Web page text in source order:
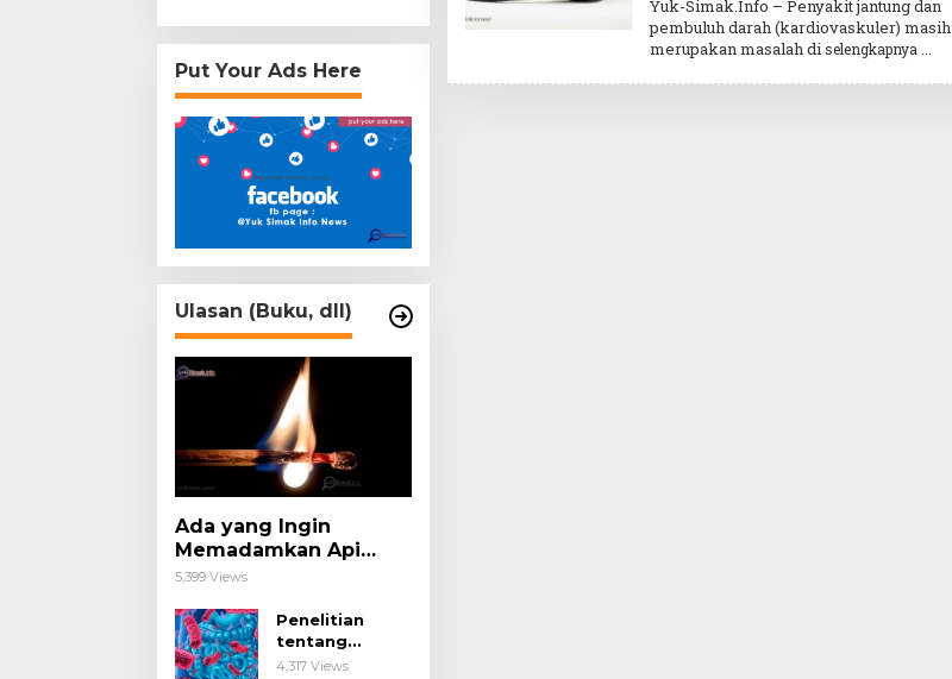
Put Your Ads Here
Ulasan (Buku, dll)
Ada yang Ingin
Memadamkan Api
Impianmu!
5,399 Views
Penelitian
tentang
Probiotik
4,317 Views
Yuk-Simak.Info – Penyakit jantung dan
pembuluh darah (kardiovaskuler) masih
merupakan masalah diselengkapnya